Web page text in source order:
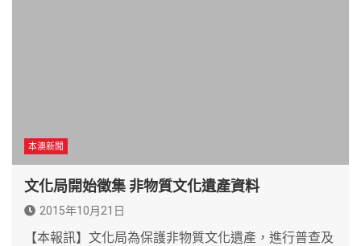
本澳新聞
文化局開始徵集 非物質文化遺產資料
2015年10月21日
【本報訊】文化局為保護非物質文化遺產，進行普查及